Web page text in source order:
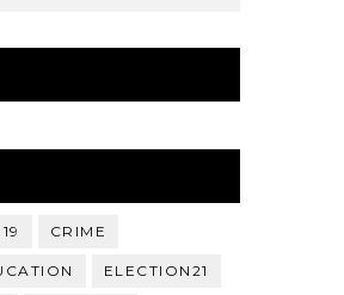
CRIME
ELECTION21